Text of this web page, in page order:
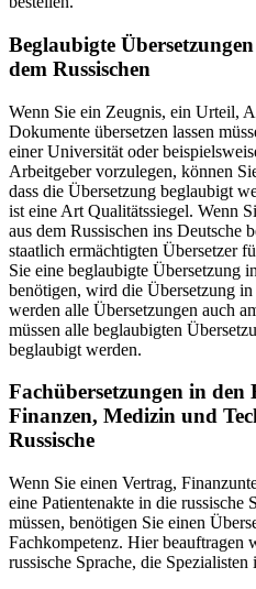
Beglaubigte
dem Russischen
Wenn Sie ein Zeugnis, ein Urteil,
Dokumente übersetzen lassen
einer Universität oder
Arbeitgeber vorzulegen, können
dass die Übersetzung beglaubigt
ist eine Art Qualitätssiegel. Wenn
aus dem Russischen ins Deutsche
staatlich ermächtigten Übersetzer
Sie eine beglaubigte Übersetzung
benötigen, wird die Übersetzung
werden alle Übersetzungen auch
müssen alle beglaubigten
beglaubigt werden.
Fachübersetzungen in den
Finanzen, Medizin und
Russische
Wenn Sie einen Vertrag,
eine Patientenakte in die russische
müssen, benötigen Sie einen
Fachkompetenz. Hier beauftragen
russische Sprache, die